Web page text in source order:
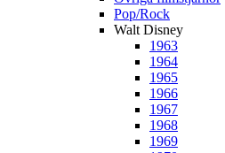
Pop/Rock
Walt Disney
1963
1964
1965
1966
1967
1968
1969